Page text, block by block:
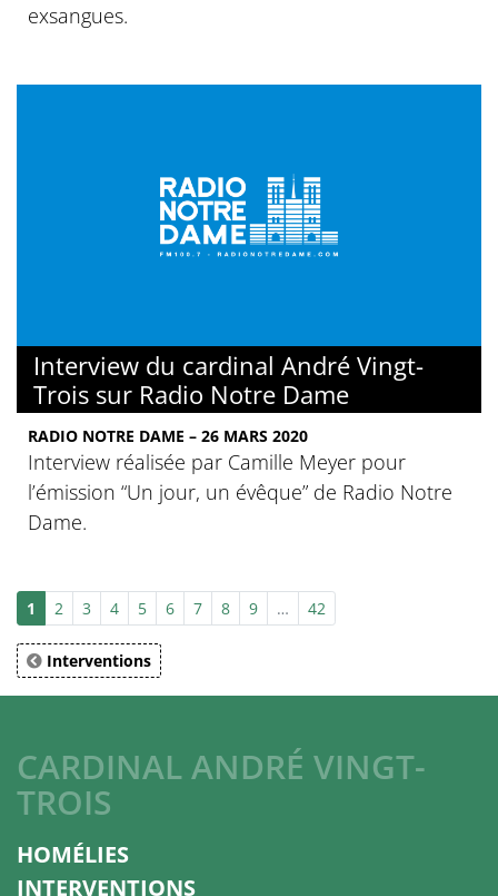
exsangues.
Interview du cardinal André Vingt-
Trois sur Radio Notre Dame
RADIO NOTRE DAME – 26 MARS 2020
Interview réalisée par Camille Meyer pour
l’émission “Un jour, un évêque” de Radio Notre
Dame.
1 2 3 4 5 6 7 8 9 … 42
Interventions
CARDINAL ANDRÉ VINGT-
TROIS
HOMÉLIES
INTERVENTIONS